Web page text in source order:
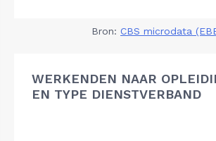
Bron: CBS microdata
WERKENDEN NAAR
EN TYPE DIENSTVERBAND